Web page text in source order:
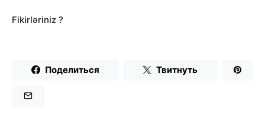
Fikirləriniz ?
Поделиться Твитнуть